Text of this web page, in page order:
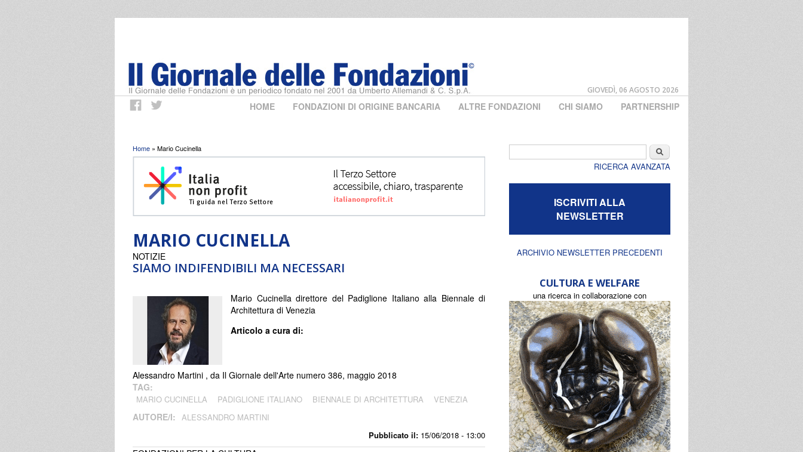
GIOVEDÌ, 06 AGOSTO 2026
HOME FONDAZIONI DI ORIGINE BANCARIA ALTRE FONDAZIONI CHI SIAMO PARTNERSHIP
Tu sei qui
Home » Mario Cucinella
MARIO CUCINELLA
SIAMO INDIFENDIBILI MA NECESSARI
Pubblicato il: 15/06/2018 - 13:00
NOTIZIE
Mario Cucinella direttore del Padiglione Italiano alla Biennale di
Architettura di Venezia
Articolo a cura di:
Alessandro Martini , da Il Giornale dell'Arte numero 386, maggio 2018
TAG:
MARIO CUCINELLA PADIGLIONE ITALIANO BIENNALE DI ARCHITETTURA VENEZIA
AUTORE/I: ALESSANDRO MARTINI
Cerca
RICERCA AVANZATA
ISCRIVITI ALLA
NEWSLETTER
ARCHIVIO NEWSLETTER PRECEDENTI
CULTURA E WELFARE
una ricerca in collaborazione con